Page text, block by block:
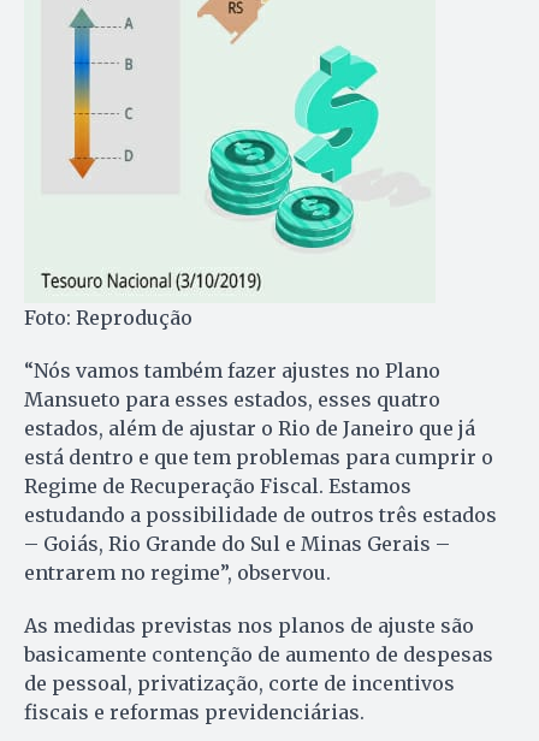
Foto: Reprodução
“Nós vamos também fazer ajustes no Plano
Mansueto para esses estados, esses quatro
estados, além de ajustar o Rio de Janeiro que já
está dentro e que tem problemas para cumprir o
Regime de Recuperação Fiscal. Estamos
estudando a possibilidade de outros três estados
– Goiás, Rio Grande do Sul e Minas Gerais –
entrarem no regime”, observou.
As medidas previstas nos planos de ajuste são
basicamente contenção de aumento de despesas
de pessoal, privatização, corte de incentivos
fiscais e reformas previdenciárias.